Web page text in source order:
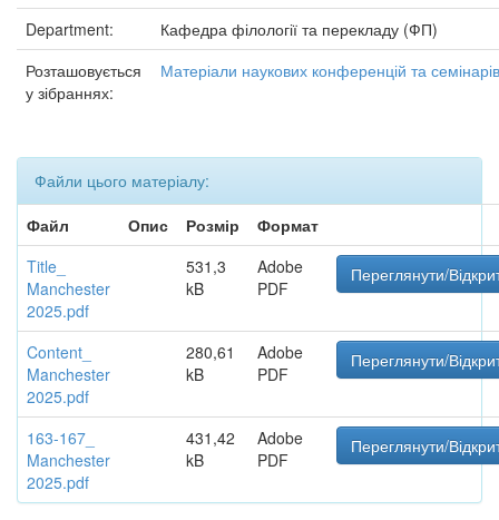
Department:
Кафедра філології та перекладу (ФП)
Розташовується
у зібраннях:
Матеріали наукових конференцій та семінарів
Файли цього матеріалу:
Файл
Опис Розмір
Формат
Title_
Manchester
2025.pdf
531,3
kB
Adobe
PDF
Переглянути/
Content_
Manchester
2025.pdf
280,61
kB
Adobe
PDF
Переглянути/
163-167_
Manchester
2025.pdf
431,42
kB
Adobe
PDF
Переглянути/